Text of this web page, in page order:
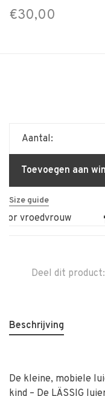
€30,00
Aantal:
Toevoegen aan
Size guide
vroedvrouw
Deel dit product:
Beschrijving
De kleine, mobiele
kind – De LÄSSIG